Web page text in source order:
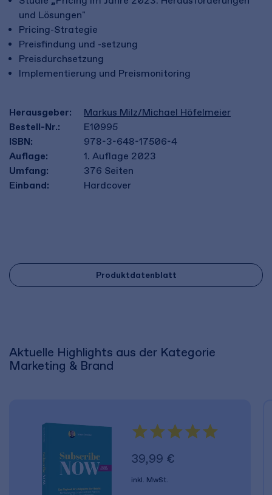
und Lösungen"
Pricing-Strategie
Preisfindung und -setzung
Preisdurchsetzung
Implementierung und Preismonitoring
Herausgeber:
Markus Milz/Michael Höfelmeier
Bestell-Nr.:
E10995
ISBN:
978-3-648-17506-4
Auflage:
1. Auflage 2023
Umfang:
376 Seiten
Einband:
Hardcover
Produktdatenblatt
Aktuelle Highlights aus der Kategorie
Marketing & Brand
39,99 €
inkl. MwSt.